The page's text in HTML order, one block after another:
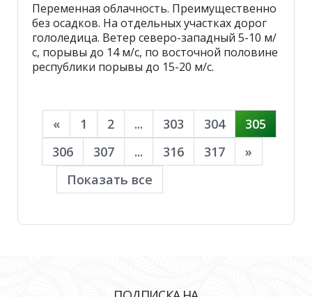
Переменная облачность. Преимущественно
без осадков. На отдельных участках дорог
гололедица. Ветер северо-западный 5-10 м/
с, порывы до 14 м/с, по восточной половине
республики порывы до 15-20 м/с.
« 1 2 ... 303 304
305
306
307 ... 316 317
»
Показать все